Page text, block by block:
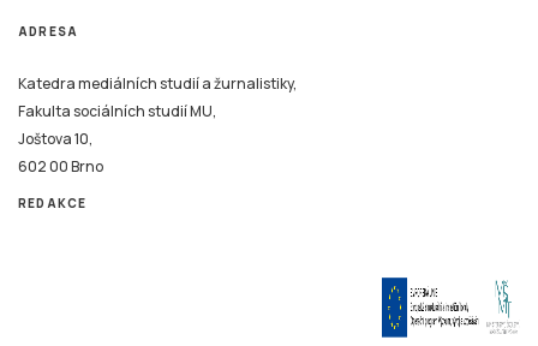
ADRESA
Katedra mediálních studií a žurnalistiky,
Fakulta sociálních studií MU,
Joštova 10,
602 00 Brno
REDAKCE